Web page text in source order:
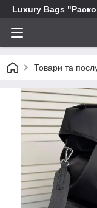
Luxury Bags
Товари та